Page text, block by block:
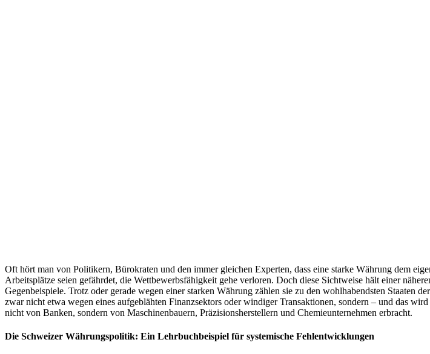
Oft hört man von Politikern, Bürokraten und den immer gleichen Experten, dass eine starke Währung dem
Arbeitsplätze seien gefährdet, die Wettbewerbsfähigkeit gehe verloren. Doch diese Sichtweise hält einer
Gegenbeispiele. Trotz oder gerade wegen einer starken Währung zählen sie zu den wohlhabendsten
zwar nicht etwa wegen eines aufgeblähten Finanzsektors oder windiger Transaktionen, sondern – und das
nicht von Banken, sondern von Maschinenbauern, Präzisionsherstellern und Chemieunternehmen erbracht.
Die Schweizer Währungspolitik: Ein Lehrbuchbeispiel für systemische Fehlentwicklungen